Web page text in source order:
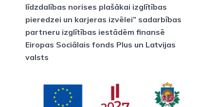
līdzdalības norises plašākai izglītības
pieredzei un karjeras izvēlei” sadarbības
partneru izglītības iestādēm finansē
Eiropas Sociālais fonds Plus un Latvijas
valsts